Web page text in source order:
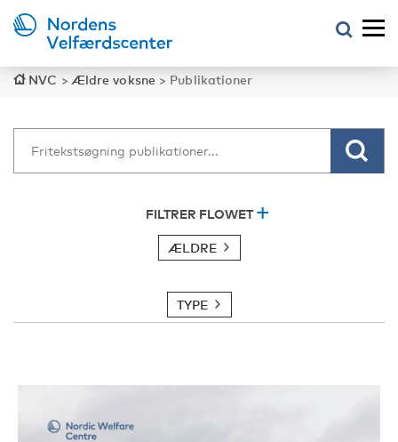
NVC > Ældre voksne> Publikationer
FILTRER FLOWET
ÆLDRE
TYPE